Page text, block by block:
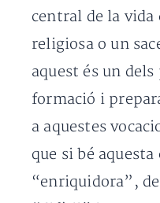
central de la vida
religiosa o un
aquest és un
formació i
a aquestes
que si bé
“enriquidora”,